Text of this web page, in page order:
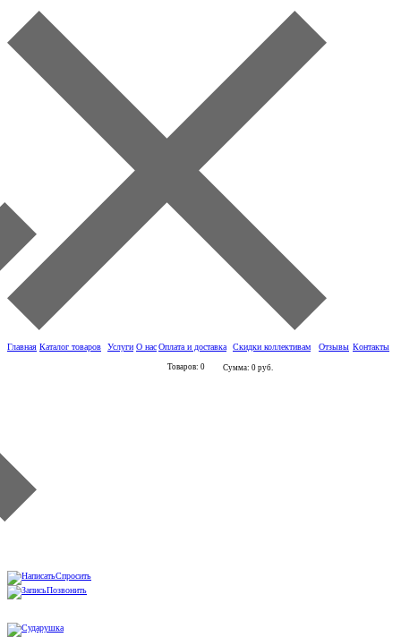
Главная Каталог товаров Услуги О насОплата и доставка Скидки коллективам Отзывы Контакты
Товаров: 0 Сумма: 0 руб.
Спросить
Позвонить